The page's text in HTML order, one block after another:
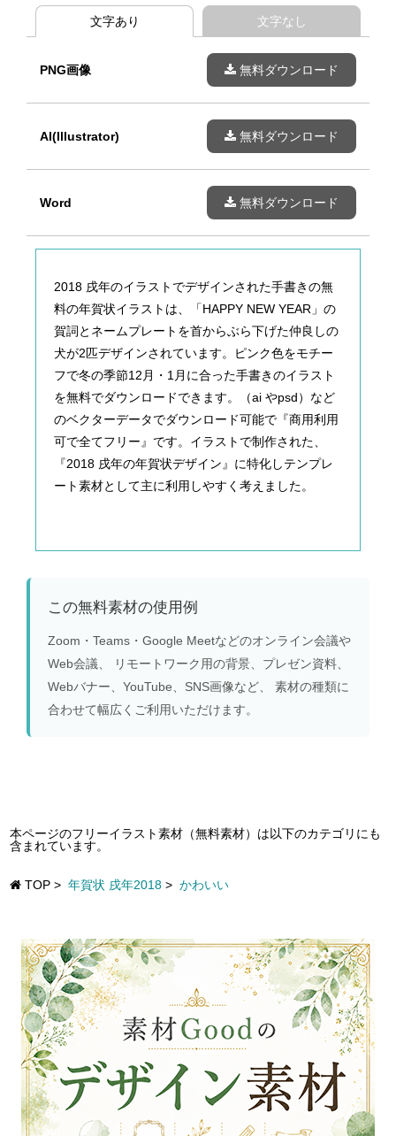
文字あり 文字なし
PNG画像 無料ダウンロード
AI(Illustrator) 無料ダウンロード
Word 無料ダウンロード
2018 戌年のイラストでデザインされた手書きの無
料の年賀状イラストは、「HAPPY NEW YEAR」の
賀詞とネームプレートを首からぶら下げた仲良しの
犬が2匹デザインされています。ピンク色をモチー
フで冬の季節12月・1月に合った手書きのイラスト
を無料でダウンロードできます。（ai やpsd）など
のベクターデータでダウンロード可能で『商用利用
可で全てフリー』です。イラストで制作された、
『2018 戌年の年賀状デザイン』に特化しテンプレ
ート素材として主に利用しやすく考えました。
この無料素材の使用例
Zoom・Teams・Google Meetなどのオンライン会議や
Web会議、 リモートワーク用の背景、プレゼン資料、
Webバナー、YouTube、SNS画像など、 素材の種類に
合わせて幅広くご利用いただけます。
本ページのフリーイラスト素材（無料素材）は以下のカテゴリにも
含まれています。
TOP > 年賀状 戌年2018 > かわいい